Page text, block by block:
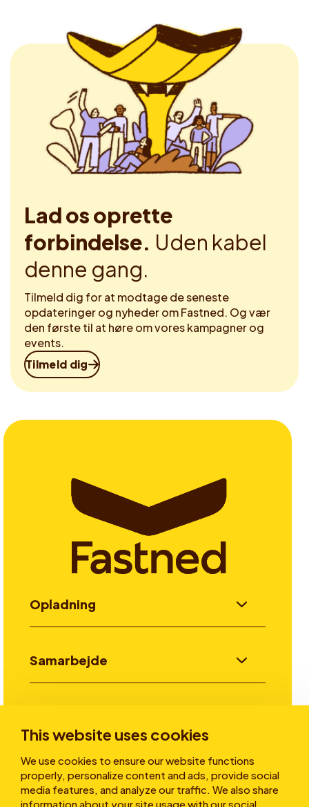
This website uses cookies
We use cookies to ensure our website functions
properly, personalize content and ads, provide social
media features, and analyze our traffic. We also share
information about your site usage with our social
Lad os oprette
forbindelse. Uden kabel
denne gang.
Tilmeld dig for at modtage de seneste
opdateringer og nyheder om Fastned. Og vær
den første til at høre om vores kampagner og
events.
Tilmeld dig
Opladning
Samarbejde
Historier